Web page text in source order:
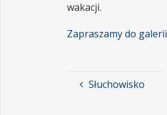
wakacji.
Zapraszamy do galerii
Słuchowisko